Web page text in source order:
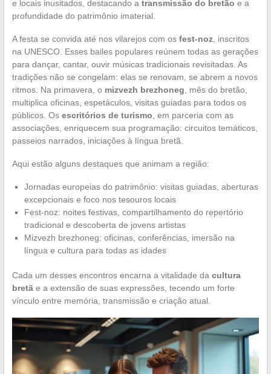
e locais inusitados, destacando a transmissão do bretão e a
profundidade do patrimônio imaterial.
A festa se convida até nos vilarejos com os fest-noz, inscritos
na UNESCO. Esses bailes populares reúnem todas as gerações
para dançar, cantar, ouvir músicas tradicionais revisitadas. As
tradições não se congelam: elas se renovam, se abrem a novos
ritmos. Na primavera, o mizvezh brezhoneg , mês do bretão,
multiplica oficinas, espetáculos, visitas guiadas para todos os
públicos. Os escritórios de turismo , em parceria com as
associações, enriquecem sua programação: circuitos temáticos,
passeios narrados, iniciações à língua bretã.
Aqui estão alguns destaques que animam a região:
Jornadas europeias do patrimônio: visitas guiadas, aberturas
excepcionais e foco nos tesouros locais
Fest-noz: noites festivas, compartilhamento do repertório
tradicional e descoberta de jovens artistas
Mizvezh brezhoneg: oficinas, conferências, imersão na
língua e cultura para todas as idades
Cada um desses encontros encarna a vitalidade da cultura
bretãe a extensão de suas expressões, tecendo um forte
vínculo entre memória, transmissão e criação atual.